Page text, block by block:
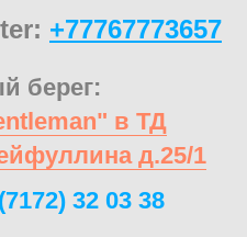
+77767773657
берег:
в ТД
д.25/1
32 03 38